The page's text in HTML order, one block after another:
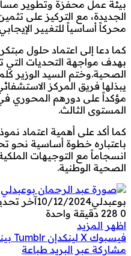
بيئة عمل محفزة وتطوير
الجديدة، مع التركيز على
محركاً أساسياً للتغيير
كما دعا إلى اعتماد حلول
بهدف مواجهة التحديات
الصحية.وختم السيد الوزير
يبذلها فريق المركز
مؤكداً على دورهم المحوري
المستوى الثالث.
كما أكد على أهمية اعتماد
باعتباره خطوة أساسية نحو
انسجاماً مع التوجيهات
الصحية الوطنية.
بوعبدلي10/12/2024آخر تحديث: 10/
0
دقيقة واحدة
اظهر المزيد
فيسبوك ‫X لينكدإن
مشاركة عبر البريد طباعة